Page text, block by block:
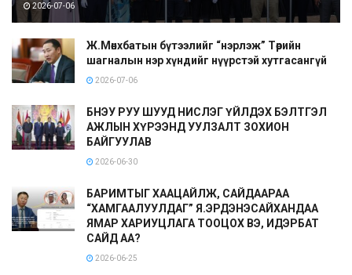
2026-07-06
Ж.Мөнхбатын бүтээлийг “нэрлэж” Төрийн
шагналын нэр хүндийг нүүрстэй хутгасангүй
2026-07-06
БНЭУ РУУ ШУУД НИСЛЭГ ҮЙЛДЭХ БЭЛТГЭЛ
АЖЛЫН ХҮРЭЭНД УУЛЗАЛТ ЗОХИОН
БАЙГУУЛАВ
2026-06-30
БАРИМТЫГ ХААЦАЙЛЖ, САЙДААРАА
“ХАМГААЛУУЛДАГ” Я.ЭРДЭНЭСАЙХАНДАА
ЯМАР ХАРИУЦЛАГА ТООЦОХ ВЭ, ИДЭРБАТ
САЙД АА?
2026-06-25